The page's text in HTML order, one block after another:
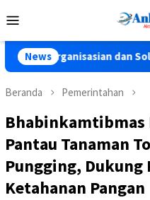
ke
Mobile
Newsdan Soliditas Anggota
Beranda Pemerintahan
Bhabinkamtibmas
Pantau Tanaman
Pungging, Dukung
Ketahanan Pangan